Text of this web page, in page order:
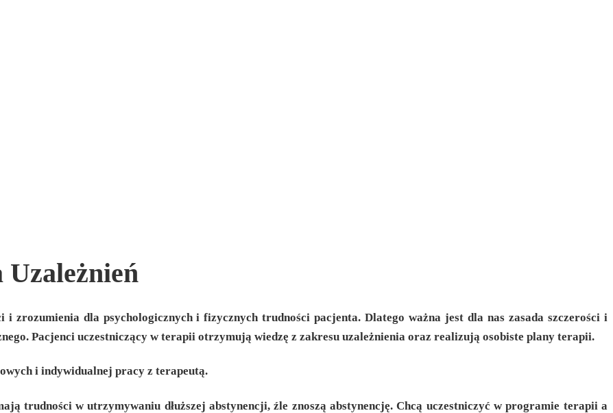
Uzależnień
i zrozumienia dla psychologicznych i fizycznych trudności pacjenta. Dlatego ważna jest dla nas zasada szczerości i
Pacjenci uczestniczący w terapii otrzymują wiedzę z zakresu uzależnienia oraz realizują osobiste plany terapii.
i indywidualnej pracy z terapeutą.
trudności w utrzymywaniu dłuższej abstynencji, źle znoszą abstynencję. Chcą uczestniczyć w programie terapii a